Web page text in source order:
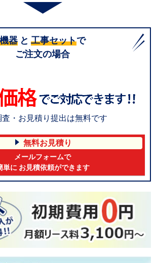
機器 と 工事セットで
ご注文の場合
・お見積り提出は無料です
無料お見積り
メールフォームで
単に お見積依頼ができます